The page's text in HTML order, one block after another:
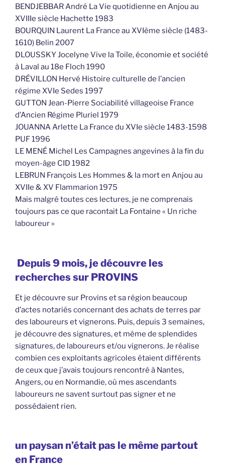
BENDJEBBAR André La Vie quotidienne en Anjou au
XVIIIe siècle Hachette 1983
BOURQUIN Laurent La France au XVIème siècle (1483-
1610) Belin 2007
DLOUSSKY Jocelyne Vive la Toile, économie et société
à Laval au 18e Floch 1990
DRÉVILLON Hervé Histoire culturelle de l’ancien
régime XVIe Sedes 1997
GUTTON Jean-Pierre Sociabilité villageoise France
d’Ancien Régime Pluriel 1979
JOUANNA Arlette La France du XVIe siècle 1483-1598
PUF 1996
LE MENÉ Michel Les Campagnes angevines à la fin du
moyen-âge CID 1982
LEBRUN François Les Hommes & la mort en Anjou au
XVIIe & XV Flammarion 1975
Mais malgré toutes ces lectures, je ne comprenais
toujours pas ce que racontait La Fontaine « Un riche
laboureur »
Depuis 9 mois, je découvre les
recherches sur PROVINS
Et je découvre sur Provins et sa région beaucoup
d’actes notariés concernant des achats de terres par
des laboureurs et vignerons. Puis, depuis 3 semaines,
je découvre des signatures, et même de splendides
signatures, de laboureurs et/ou vignerons. Je réalise
combien ces exploitants agricoles étaient différents
de ceux que j’avais toujours rencontré à Nantes,
Angers, ou en Normandie, où mes ascendants
laboureurs ne savent surtout pas signer et ne
possédaient rien.
un paysan n’était pas le même partout
en France